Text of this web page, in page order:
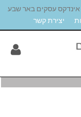
עסקים באר שבע
יצירת קשר